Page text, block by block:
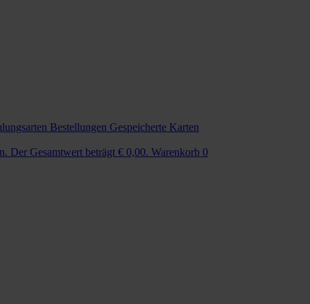
Bestellungen Gespeicherte Karten
Der Gesamtwert beträgt € 0,00. Warenkorb 0